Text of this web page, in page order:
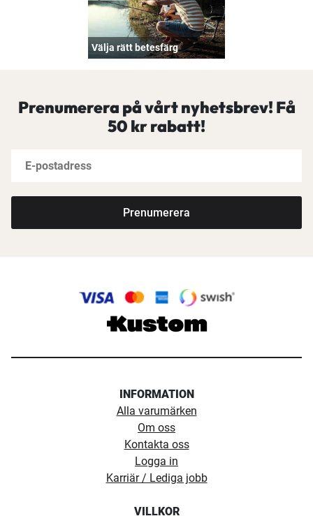
Välja rätt betesfärg
Prenumerera på vårt nyhetsbrev! Få
50 kr rabatt!
Prenumerera
INFORMATION
Alla varumärken
Om oss
Kontakta oss
Logga in
Karriär / Lediga jobb
VILLKOR